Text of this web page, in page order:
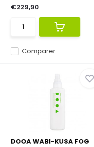
Comparer
€229,90
DOOA WABI-KUSA FOG